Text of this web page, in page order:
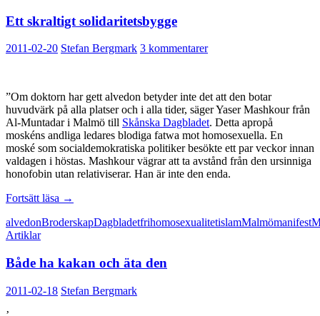
Ett skraltigt solidaritetsbygge
2011-02-20 Stefan Bergmark 3 kommentarer
”Om doktorn har gett alvedon betyder inte det att den botar
huvudvärk på alla platser och i alla tider, säger Yaser Mashkour från
Al-Muntadar i Malmö till Skånska Dagbladet. Detta apropå
moskéns andliga ledares blodiga fatwa mot homosexuella. En
moské som socialdemokratiska politiker besökte ett par veckor innan
valdagen i höstas. Mashkour vägrar att ta avstånd från den ursinniga
honofobin utan relativiserar. Han är inte den enda.
Fortsätt läsa Ett
solidaritetsbygge
→
alvedonBroderskapDagbladetfrihomosexualitetislamMalmömanifest
Artiklar
Både ha kakan och äta den
2011-02-18 Stefan Bergmark